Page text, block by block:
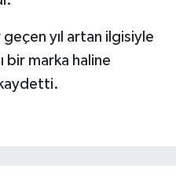
geçen yıl artan ilgisiyle
bir marka haline